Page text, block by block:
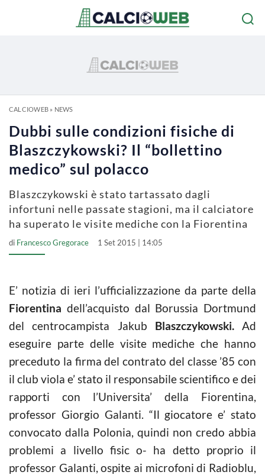
CALCIOWEB» NEWS
Dubbi sulle condizioni fisiche di
Blaszczykowski? Il “bollettino
medico” sul polacco
Blaszczykowski è stato tartassato dagli
infortuni nelle passate stagioni, ma il calciatore
ha superato le visite mediche con la Fiorentina
di Francesco Gregorace 1 Set 2015 | 14:05
E’ notizia di ieri l’ufficializzazione da parte della
Fiorentina dell’acquisto dal Borussia Dortmund
del centrocampista Jakub Blaszczykowski.Ad
eseguire parte delle visite mediche che hanno
preceduto la firma del contrato del classe ’85 con
il club viola e’ stato il responsabile scientifico e dei
rapporti con l’Universita’ della Fiorentina,
professor Giorgio Galanti. “Il giocatore e’ stato
convocato dalla Polonia, quindi non credo abbia
problemi a livello fisic o- ha detto proprio il
professor Galanti, ospite ai microfoni di Radioblu,